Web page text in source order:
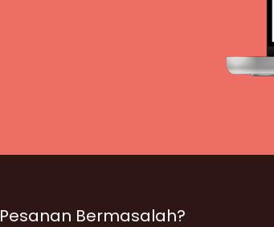
Pesanan Bermasalah?